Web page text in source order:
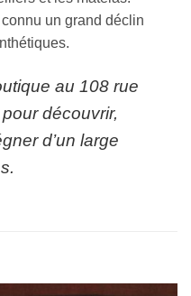
un grand déclin
au 108 rue
découvrir,
d’un large